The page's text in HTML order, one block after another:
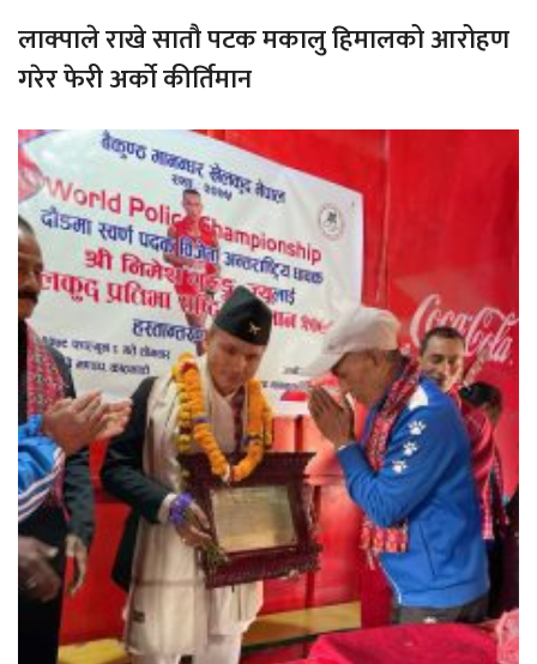
लाक्पाले राखे सातौ पटक मकालु हिमालको आरोहण
गरेर फेरी अर्को कीर्तिमान